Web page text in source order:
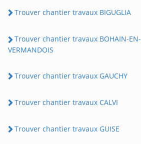
Trouver chantier travaux BIGUGLIA
Trouver chantier travaux BOHAIN-EN-
VERMANDOIS
Trouver chantier travaux GAUCHY
Trouver chantier travaux CALVI
Trouver chantier travaux GUISE